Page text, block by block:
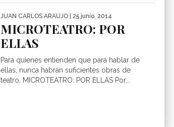
JUAN CARLOS ARAUJO | 25 junio, 2014
MICROTEATRO: POR
ELLAS
Para quienes entienden que para hablar de
ellas, nunca habrán suficientes obras de
teatro. MICROTEATRO: POR ELLAS Por...